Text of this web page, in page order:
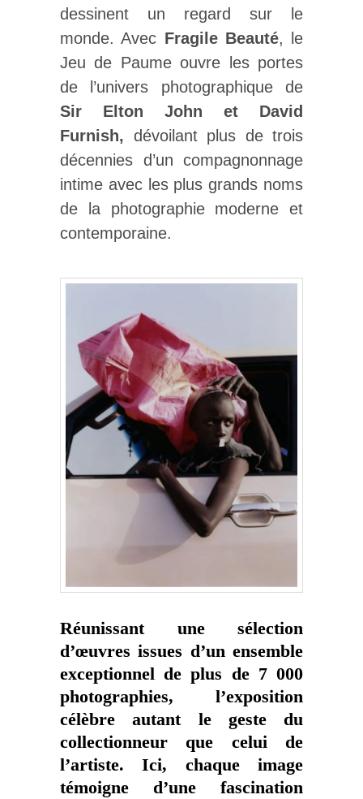
dessinent un regard sur le
monde. Avec Fragile Beauté, le
Jeu de Paume ouvre les portes
de l’univers photographique de
Sir Elton John et David
Furnish, dévoilant plus de trois
décennies d’un compagnonnage
intime avec les plus grands noms
de la photographie moderne et
contemporaine.
Réunissant une sélection
d’œuvres issues d’un ensemble
exceptionnel de plus de 7 000
photographies, l’exposition
célèbre autant le geste du
collectionneur que celui de
l’artiste. Ici, chaque image
témoigne d’une fascination